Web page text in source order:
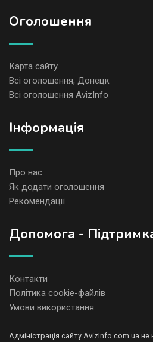
Оголошення
Карта сайту
Всі оголошення, Донецк
Всі оголошення AvizInfo
Iнформація
Про нас
Як додати оголошення
Рекомендації
Допомога -
Контакти
Політика cookie-файлів
Умови використання
Адміністрація сайту AvizInfo.com.ua не